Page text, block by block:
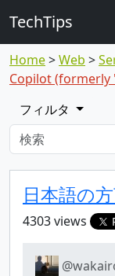
TechTips
Home Web
Copilot (formerly
フィルタ
対象
Topic
日本語の
4303 views